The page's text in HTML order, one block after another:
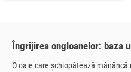
Îngrijirea ongloanelor: baza
O oaie care șchiopătează